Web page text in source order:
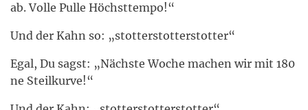
ab. Volle Pulle Höchsttempo!“
Und der Kahn so: „stotterstotterstotter“
Egal, Du sagst: „Nächste Woche machen wir mit 180
ne Steilkurve!“